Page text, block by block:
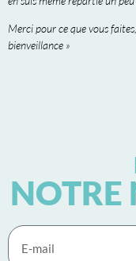
Merci pour ce que vous
bienveillance »
NOTRE